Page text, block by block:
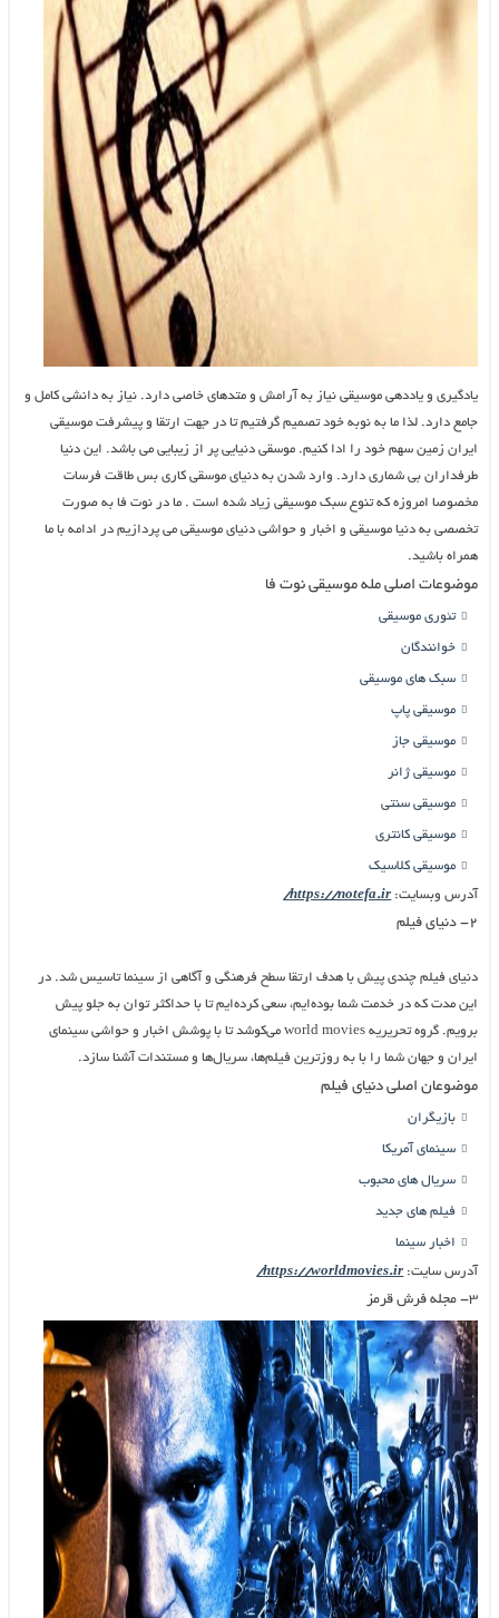
یادگیری و یاددهی موسیقی نیاز به آرامش و متدهای خاصی دارد. نیاز به دانشی کامل و
جامع دارد. لذا ما به نوبه خود تصمیم گرفتیم تا در جهت ارتقا و پیشرفت موسیقی
ایران زمین سهم خود را ادا کنیم. موسقی دنیایی پر از زیبایی می باشد. این دنیا
طرفداران بی شماری دارد. وارد شدن به دنیای موسقی کاری بس طاقت فرسات
مخصوصا امروزه که تنوع سبک موسیقی زیاد شده است . ما در نوت فا به صورت
تخصصی به دنیا موسیقی و اخبار و حواشی دنیای موسیقی می پردازیم در ادامه با ما
همراه باشید.
موضوعات اصلی مله موسیقی نوت فا
تئوری موسیقی
خوانندگان
سبک های موسیقی
موسیقی پاپ
موسیقی جاز
موسیقی ژانر
موسیقی سنتی
موسیقی کانتری
موسیقی کلاسیک
آدرس وبسایت: https://notefa.ir/
۲- دنیای فیلم
دنیای فیلم چندی پیش با هدف ارتقا سطح فرهنگی و آگاهی از سینما تاسیس شد. در
این مدت که در خدمت شما بوده‌ایم، سعی کرده‌ایم تا با حداکثر توان به جلو پیش
برویم. گروه تحریریه world movies می‌کوشد تا با پوشش اخبار و حواشی سینمای
ایران و جهان شما را با به روزترین فیلم‌ها، سریال‌ها و مستندات آشنا سازد.
موضوعان اصلی دنیای فیلم
بازیگران
سینمای آمریکا
سریال های محبوب
فیلم های جدید
اخبار سینما
آدرس سایت: https://worldmovies.ir/
۳- مجله فرش قرمز